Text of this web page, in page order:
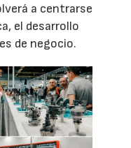
a centrarse
el desarrollo
de negocio.